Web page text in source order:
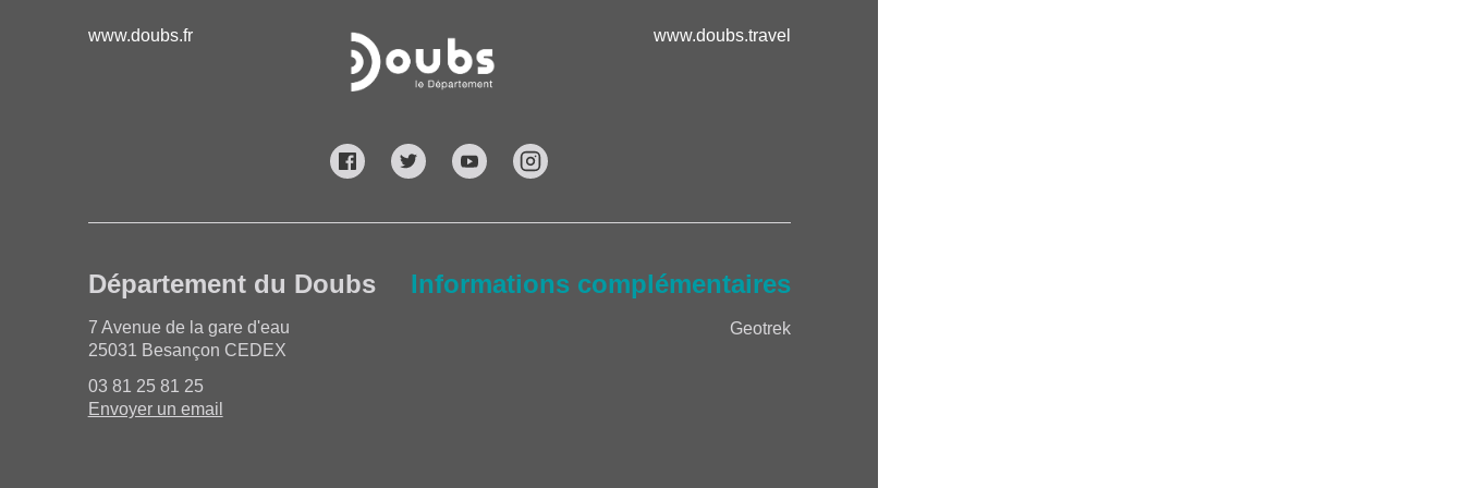
www.doubs.fr www.doubs.travel
Département du Doubs
7 Avenue de la gare d'eau
25031 Besançon CEDEX
03 81 25 81 25
Envoyer un email
Informations complémentaires
Geotrek